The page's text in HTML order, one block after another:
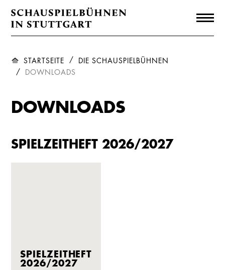
STARTSEITE
DIE SCHAUSPIELBÜHNEN
DOWNLOADS
DOWNLOADS
SPIELZEITHEFT 2026/2027
SPIELZEITHEFT
2026/2027